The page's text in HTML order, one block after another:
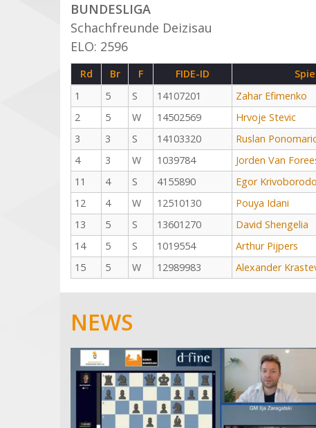
BUNDESLIGA
Schachfreunde Deizisau
ELO: 2596
Rd Br F FIDE-ID
1
5 S 14107201 Zahar Efimenko
2
5 W 14502569 Hrvoje Stevic
3
3 S 14103320 Ruslan
4
3 W 1039784 Jorden Van
11
4 S 4155890 Egor
12
4 W 12510130 Pouya Idani
13
5 S 13601270 David Shengelia
14
5 S 1019554 Arthur Pijpers
15
5 W 12989983 Alexander
NEWS